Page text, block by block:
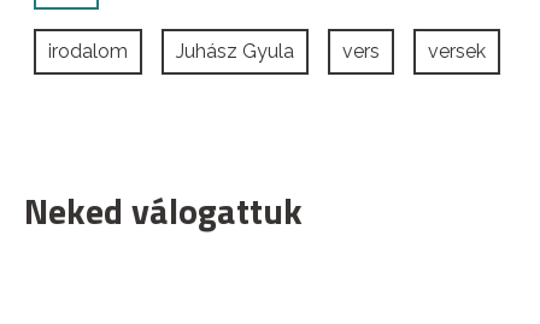
irodalom Juhász Gyula vers versek
Neked válogattuk